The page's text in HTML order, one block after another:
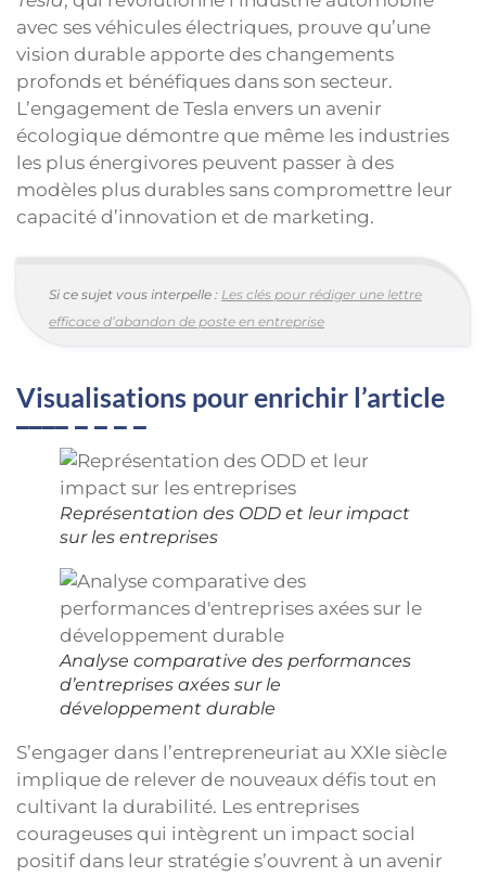
avec ses véhicules électriques, prouve qu’une
vision durable apporte des changements
profonds et bénéfiques dans son secteur.
L’engagement de Tesla envers un avenir
écologique démontre que même les industries
les plus énergivores peuvent passer à des
modèles plus durables sans compromettre leur
capacité d’innovation et de marketing.
Si ce sujet vous interpelle : Les clés pour rédiger une lettre
efficace d’abandon de poste en entreprise
Visualisations pour enrichir l’article
Représentation des ODD et leur impact
sur les entreprises
Analyse comparative des performances
d’entreprises axées sur le
développement durable
S’engager dans l’entrepreneuriat au XXIe siècle
implique de relever de nouveaux défis tout en
cultivant la durabilité. Les entreprises
courageuses qui intègrent un impact social
positif dans leur stratégie s’ouvrent à un avenir